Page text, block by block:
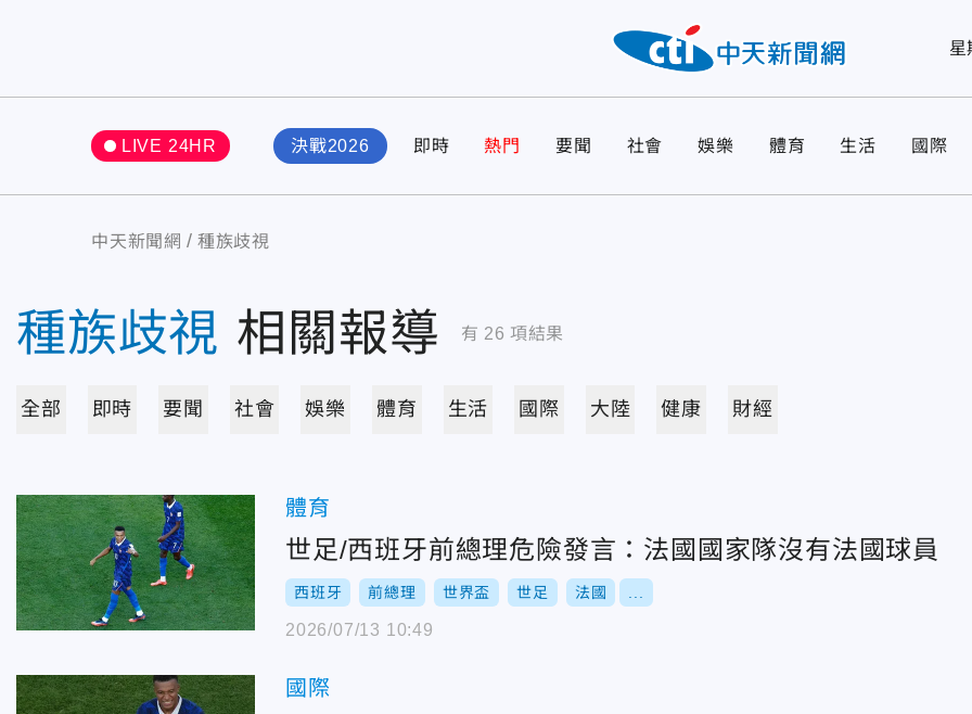
星
LIVE 24HR 決戰2026 即時 熱門 要聞 社會 娛樂 體育 生活 國際
中天新聞網 種族歧視
種族歧視 相關報導 有 26 項結果
全部 即時 要聞 社會 娛樂 體育 生活 國際 大陸 健康 財經
體育
世足/西班牙前總理危險發言：法國國家隊沒有法國球員
西班牙 前總理 世界盃 世足 法國
2026/07/13 10:49
國際